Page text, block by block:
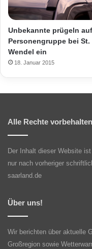
Unbekannte prügeln auf
Personengruppe bei St.
Wendel ein
18. Januar 2015
Alle Rechte vorbehalten
Der Inhalt dieser Website
nur nach vorheriger
saarland.de
Über uns!
Wir berichten über aktuelle
Großregion sowie